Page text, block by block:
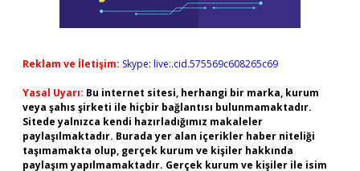
Reklam ve İletişim: Skype: live:.cid.575569c608265c69
Yasal Uyarı: Bu internet sitesi, herhangi bir marka, kurum
veya şahıs şirketi ile hiçbir bağlantısı bulunmamaktadır.
Sitede yalnızca kendi hazırladığımız makaleler
paylaşılmaktadır. Burada yer alan içerikler haber niteliği
taşımamakta olup, gerçek kurum ve kişiler hakkında
paylaşım yapılmamaktadır. Gerçek kurum ve kişiler ile isim